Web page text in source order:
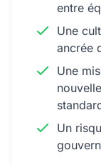
entre
Une
ancrée
Une
Un